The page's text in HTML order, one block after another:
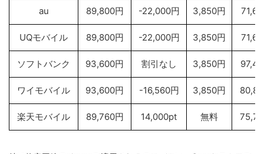
au 89,800円 -22,000円 3,850円
UQモバイル 89,800円 -22,000円 3,850円
ソフトバンク 93,600円 割引なし 3,850円
ワイモバイル 93,600円 -16,560円 3,850円
楽天モバイル 89,760円 14,000pt 無料